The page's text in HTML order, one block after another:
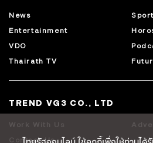
News
Sport
Entertainment
VDO
Thairath TV
TREND VG3 CO., LTD
Work With Us
Contact Us